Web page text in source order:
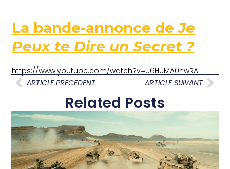
La bande-annonce deJe
Peux te Dire un Secret ?
https://www.youtube.com/watch?v=u6HuMA0nwRA
ARTICLE PRECEDENT
ARTICLE SUIVANT
Related Posts